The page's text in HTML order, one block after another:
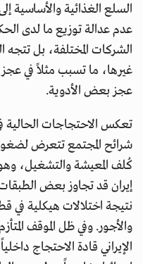
عدم عدالة توزيع ما لدى
الشركات المختلفة، بل
غيرها، ما تسبب مثلاً في
عجز بعض الأدوية.
تعكس الاحتجاجات
شرائح المجتمع تتعرض
كُلف المعيشة والتشغيل،
إيران قد تجاوز بعض
نتيجة اختلالات هيكلية في
والأجور. وفي ظل الموقف
الإيراني قادة الاحتجاج